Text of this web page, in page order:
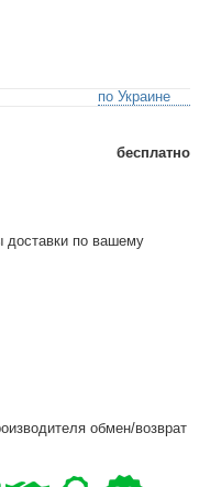
по Украине
бесплатно
доставки по вашему
обмен/возврат